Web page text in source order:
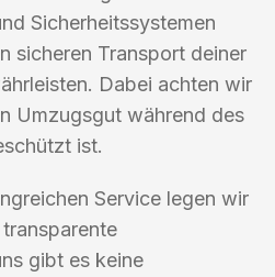
Sicherheitssystemen
sicheren Transport deiner
Dabei achten wir
Umzugsgut während des
ist.
Service legen wir
gibt es keine